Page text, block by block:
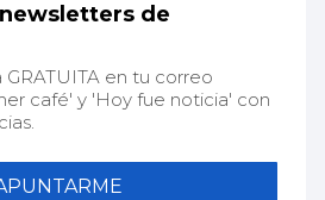
de
en tu correo
café' y 'Hoy fue noticia' con